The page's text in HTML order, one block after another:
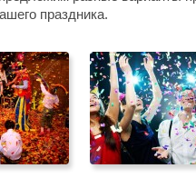
праздника.